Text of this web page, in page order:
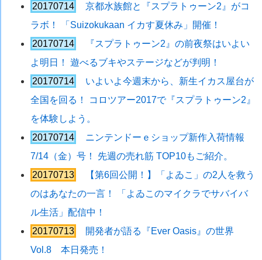
20170714
京都水族館と『スプラトゥーン2』がコ
ラボ！ 「Suizokukaan イカす夏休み」開催！
20170714
『スプラトゥーン2』の前夜祭はいよい
よ明日！ 遊べるブキやステージなどが判明！
20170714
いよいよ今週末から、新生イカス屋台が
全国を回る！ コロツアー2017で『スプラトゥーン2』
を体験しよう。
20170714
ニンテンドーｅショップ新作入荷情報
7/14（金）号！ 先週の売れ筋 TOP10もご紹介。
20170713
【第6回公開！】「よゐこ」の2人を救う
のはあなたの一言！ 「よゐこのマイクラでサバイバ
ル生活」配信中！
20170713
開発者が語る『Ever Oasis』の世界
Vol.8 本日発売！